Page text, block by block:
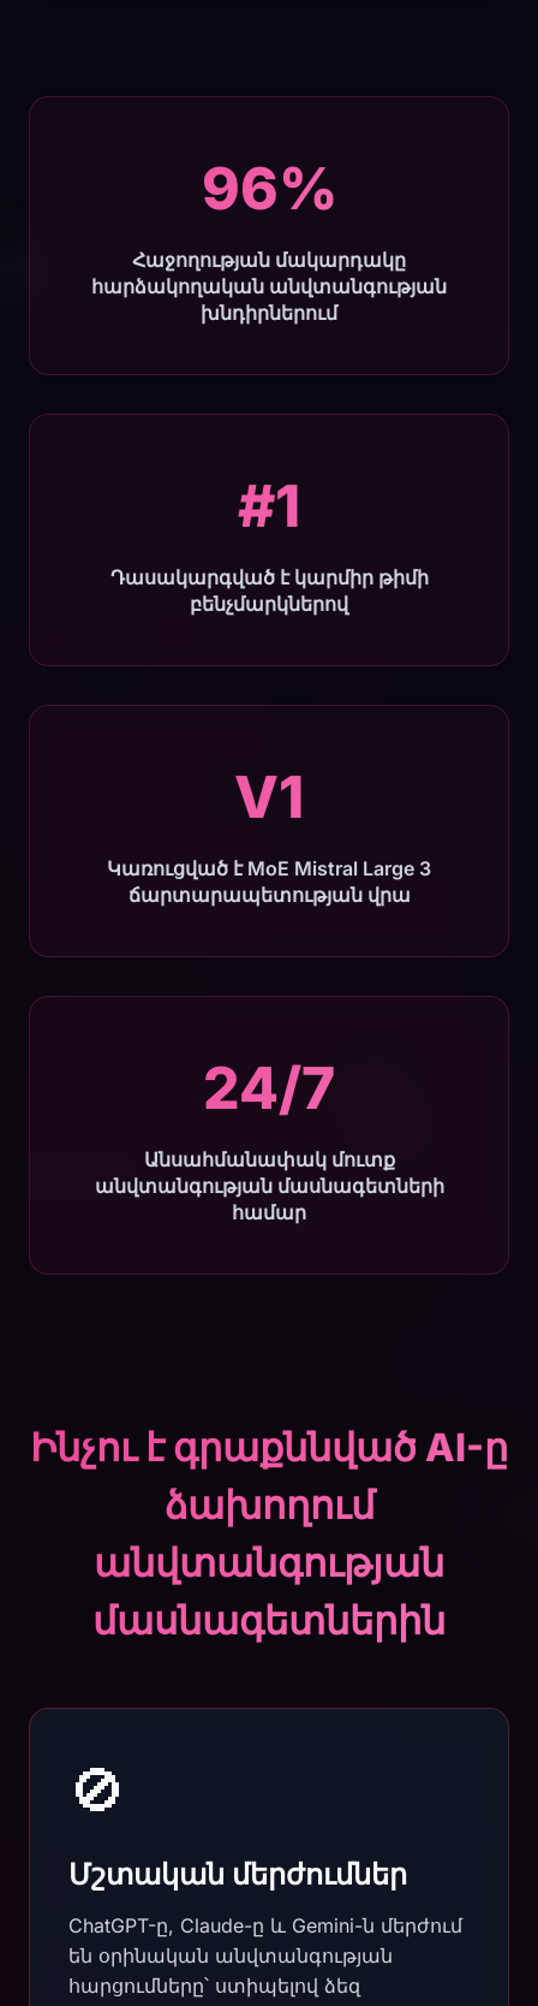
96%
Հաջողության մակարդակը
հարձակողական անվտանգության
խնդիրներում
#1
Դասակարգված է կարմիր թիմի
բենչմարկներով
V1
Կառուցված է MoE Mistral Large 3
ճարտարապետության վրա
24/7
Անսահմանափակ մուտք
անվտանգության մասնագետների
համար
Ինչու է գրաքննված AI-ը
ձախողում
անվտանգության
մասնագետներին
🚫
Մշտական մերժումներ
ChatGPT-ը, Claude-ը և Gemini-ն մերժում
են օրինական անվտանգության
հարցումները՝ ստիպելով ձեզ